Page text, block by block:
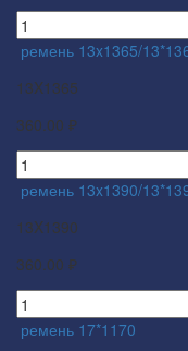
ремень 13x1365/
13X1365
360.00 ₽
ремень 13x1390/
13X1390
360.00 ₽
ремень 17*1170